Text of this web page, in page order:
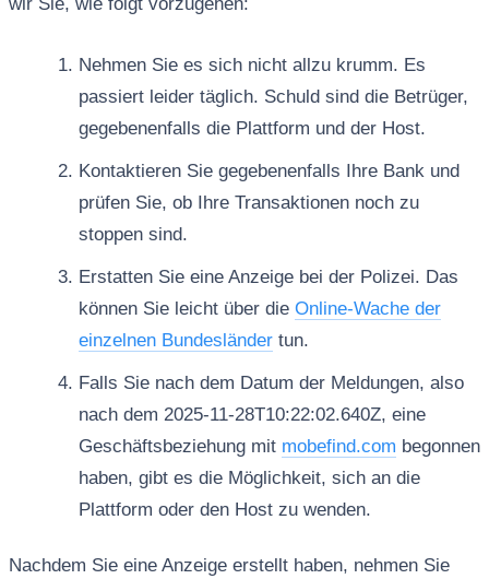
Nehmen Sie es sich nicht allzu krumm. Es
passiert leider täglich. Schuld sind die Betrüger,
gegebenenfalls die Plattform und der Host.
Kontaktieren Sie gegebenenfalls Ihre Bank und
prüfen Sie, ob Ihre Transaktionen noch zu
stoppen sind.
Erstatten Sie eine Anzeige bei der Polizei. Das
können Sie leicht über die Online-Wache der
einzelnen Bundesländertun.
Falls Sie nach dem Datum der Meldungen, also
nach dem 2025-11-28T10:22:02.640Z, eine
Geschäftsbeziehung mit mobefind.com begonnen
haben, gibt es die Möglichkeit, sich an die
Plattform oder den Host zu wenden.
Nachdem Sie eine Anzeige erstellt haben, nehmen Sie